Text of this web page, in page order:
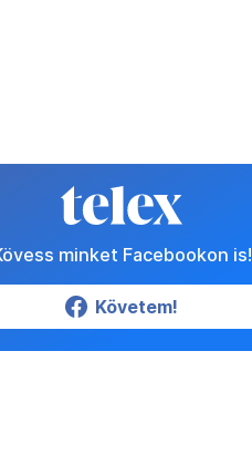
minket Facebookon is!
Követem!